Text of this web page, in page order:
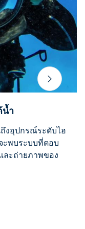
น้ำ
งอุปกรณ์ระดับไฮ
ะพบระบบที่ตอบ
ละถ่ายภาพของ